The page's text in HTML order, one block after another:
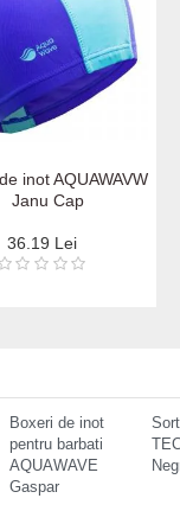
inot AQUAWAVW
Janu Cap
36.19 Lei
Boxeri de inot
pentru barbati
AQUAWAVE
Gaspar